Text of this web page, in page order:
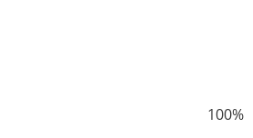
100%